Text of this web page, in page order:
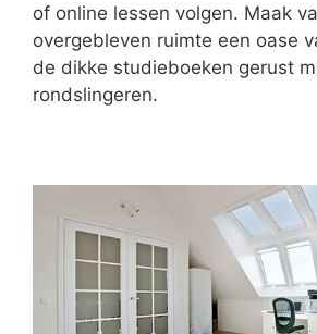
of online lessen volgen. Maak
overgebleven ruimte een oase
de dikke studieboeken gerust
rondslingeren.